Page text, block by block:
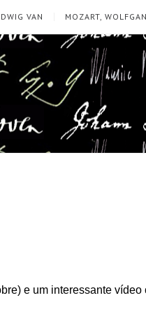
VAN MOZART,
e um interessante vídeo